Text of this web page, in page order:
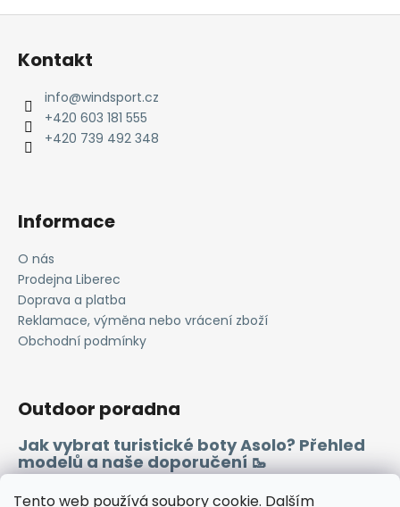
Tento web používá soubory cookie. Dalším
Z
Kontakt
info@windsport.cz
+420 603 181 555
+420 739 492 348
Informace
O nás
Prodejna Liberec
Doprava a platba
Reklamace, výměna nebo vrácení zboží
Obchodní podmínky
Outdoor poradna
Jak vybrat turistické boty Asolo? Přehled
modelů a naše doporučení 🥾